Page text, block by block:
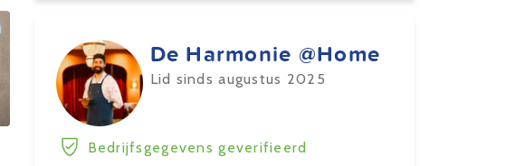
De Harmonie @Home
Lid sinds augustus 2025
Bedrijfsgegevens geverifieerd